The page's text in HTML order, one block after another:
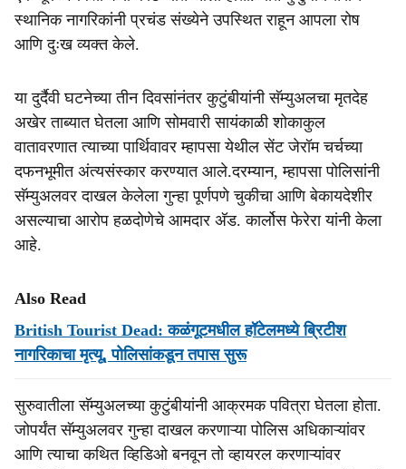
e
स्थानिक नागरिकांनी प्रचंड संख्येने उपस्थित राहून आपला रोष
आणि दुःख व्यक्त केले.
या दुर्दैवी घटनेच्या तीन दिवसांनंतर कुटुंबीयांनी सॅम्युअलचा मृतदेह
अखेर ताब्यात घेतला आणि सोमवारी सायंकाळी शोकाकुल
वातावरणात त्याच्या पार्थिवावर म्हापसा येथील सेंट जेरॉम चर्चच्या
दफनभूमीत अंत्यसंस्कार करण्यात आले.दरम्यान, म्हापसा पोलिसांनी
सॅम्युअलवर दाखल केलेला गुन्हा पूर्णपणे चुकीचा आणि बेकायदेशीर
असल्याचा आरोप हळदोणेचे आमदार अ‍ॅड. कार्लोस फेरेरा यांनी केला
आहे.
Also Read
British Tourist Dead: कळंगूटमधील हॉटेलमध्ये ब्रिटीश
नागरिकाचा मृत्यू, पोलिसांकडून तपास सुरू
सुरुवातीला सॅम्युअलच्या कुटुंबीयांनी आक्रमक पवित्रा घेतला होता.
जोपर्यंत सॅम्युअलवर गुन्हा दाखल करणाऱ्या पोलिस अधिकाऱ्यांवर
आणि त्याचा कथित व्हिडिओ बनवून तो व्हायरल करणाऱ्यांवर